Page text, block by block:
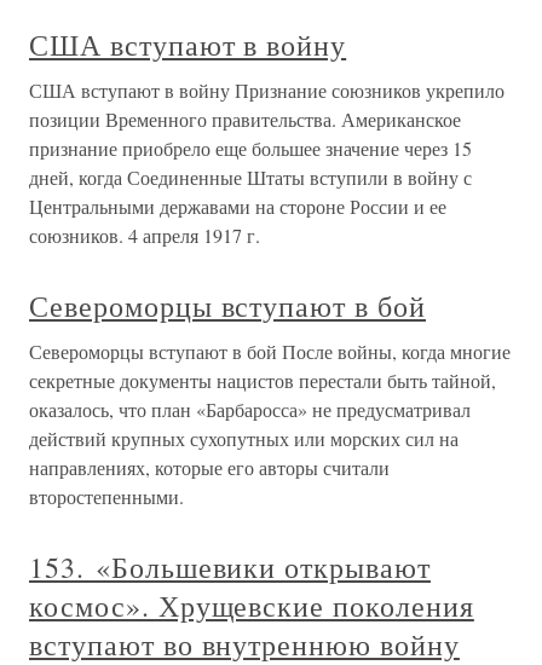
США вступают в войну
США вступают в войну Признание союзников укрепило
позиции Временного правительства. Американское
признание приобрело еще большее значение через 15
дней, когда Соединенные Штаты вступили в войну с
Центральными державами на стороне России и ее
союзников. 4 апреля 1917 г.
Североморцы вступают в бой
Североморцы вступают в бой После войны, когда многие
секретные документы нацистов перестали быть тайной,
оказалось, что план «Барбаросса» не предусматривал
действий крупных сухопутных или морских сил на
направлениях, которые его авторы считали
второстепенными.
153. «Большевики открывают
космос». Хрущевские поколения
вступают во внутреннюю войну